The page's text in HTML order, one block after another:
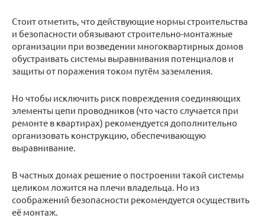
Стоит отметить, что действующие нормы строительства
и безопасности обязывают строительно-монтажные
организации при возведении многоквартирных домов
обустраивать системы выравнивания потенциалов и
защиты от поражения током путём заземления.
Но чтобы исключить риск повреждения соединяющих
элементы цепи проводников (что часто случается при
ремонте в квартирах) рекомендуется дополнительно
организовать конструкцию, обеспечивающую
выравнивание.
В частных домах решение о построении такой системы
целиком ложится на плечи владельца. Но из
соображений безопасности рекомендуется осуществить
её монтаж.